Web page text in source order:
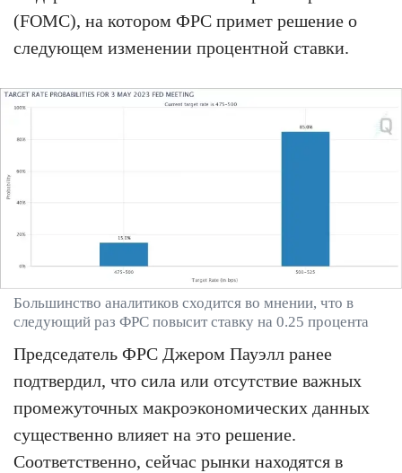
(FOMC), на котором ФРС примет решение о
следующем изменении процентной ставки.
Большинство аналитиков сходится во мнении, что в
следующий раз ФРС повысит ставку на 0.25 процента
Председатель ФРС Джером Пауэлл ранее
подтвердил, что сила или отсутствие важных
промежуточных макроэкономических данных
существенно влияет на это решение.
Соответственно, сейчас рынки находятся в